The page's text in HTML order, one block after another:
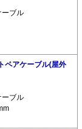
ブル
ペアケーブル(屋外
ブル